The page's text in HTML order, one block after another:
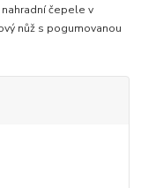
čepele v
nůž s pogumovanou